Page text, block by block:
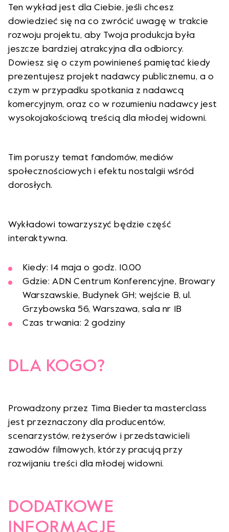
Ten wykład jest dla Ciebie, jeśli chcesz
dowiedzieć się na co zwrócić uwagę w trakcie
rozwoju projektu, aby Twoja produkcja była
jeszcze bardziej atrakcyjna dla odbiorcy.
Dowiesz się o czym powinieneś pamiętać kiedy
prezentujesz projekt nadawcy publicznemu, a o
czym w przypadku spotkania z nadawcą
komercyjnym, oraz co w rozumieniu nadawcy jest
wysokojakościową treścią dla młodej widowni.
Tim poruszy temat fandomów, mediów
społecznościowych i efektu nostalgii wśród
dorosłych.
Wykładowi towarzyszyć będzie część
interaktywna.
Kiedy: 14 maja o godz. 10.00
Gdzie: ADN Centrum Konferencyjne, Browary
Warszawskie, Budynek GH; wejście B, ul.
Grzybowska 56, Warszawa, sala nr 1B
Czas trwania: 2 godziny
DLA KOGO?
Prowadzony przez Tima Biederta masterclass
jest przeznaczony dla producentów,
scenarzystów, reżyserów i przedstawicieli
zawodów filmowych, którzy pracują przy
rozwijaniu treści dla młodej widowni.
DODATKOWE
INFORMACJE